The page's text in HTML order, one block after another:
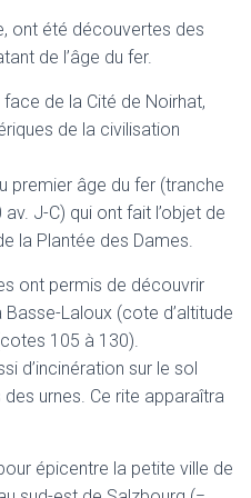
ont été découvertes des
de l’âge du fer.
face de la Cité de Noirhat,
de la civilisation
premier âge du fer (tranche
J-C) qui ont fait l’objet de
la Plantée des Dames.
ont permis de découvrir
Laloux (cote d’altitude
105 à 130).
d’incinération sur le sol
urnes. Ce rite apparaîtra
épicentre la petite ville de